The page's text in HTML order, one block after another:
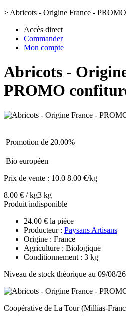
> Abricots - Origine France -
Accès direct
Commander
Mon compte
Abricots -
PROMO
Promotion de 20.00%
Bio européen
Prix de vente : 10.0 8.00 €/kg
8.00 € / kg3 kg
Produit indisponible
24.00 € la pièce
Producteur : Paysans Artisans
Origine : France
Agriculture : Biologique
Conditionnement : 3 kg
Niveau de stock théorique au 09/08/
Coopérative de La Tour (Millias-